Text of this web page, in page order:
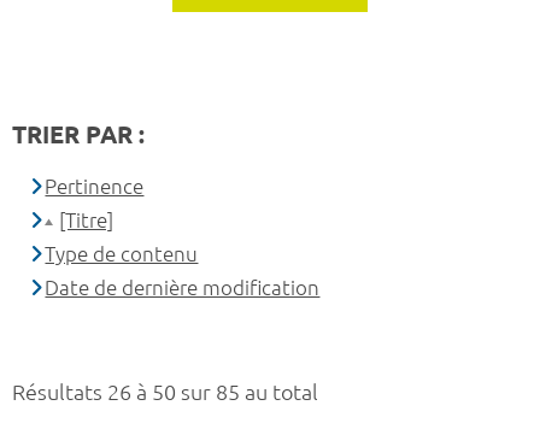
Résultats 26 à 50 sur 85 au total
TRIER PAR :
Pertinence
[Titre]
Type de contenu
Date de dernière modification